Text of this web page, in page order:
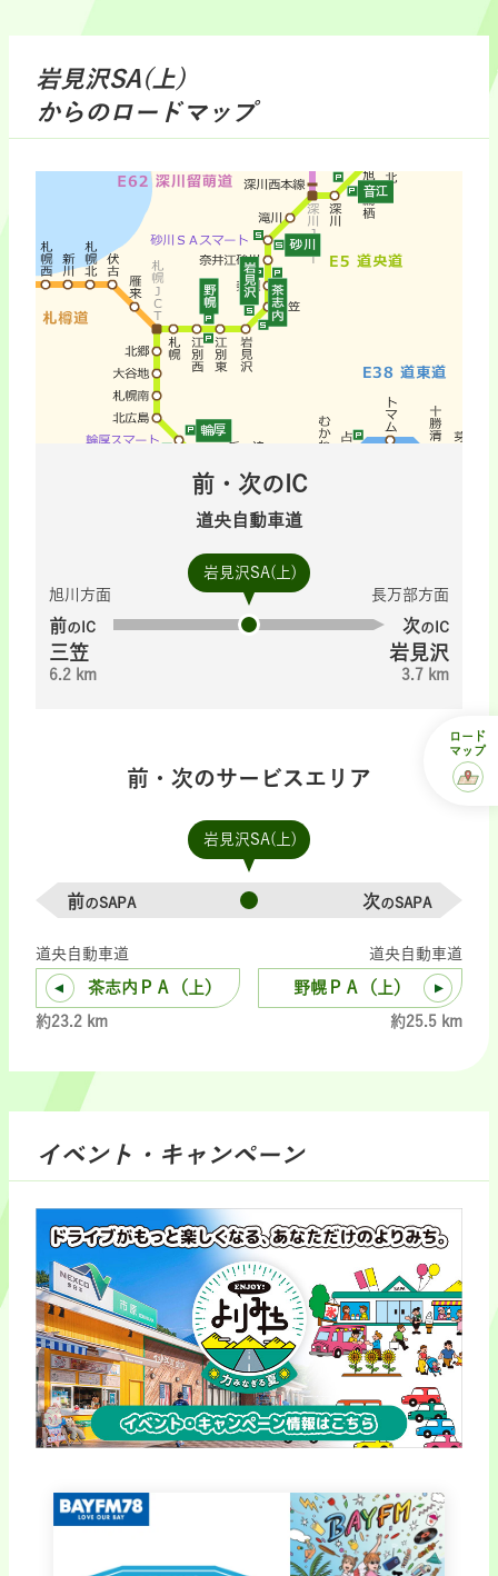
岩見沢SA(上)
からのロードマップ
前・次のIC
道央自動車道
岩見沢SA(上)
旭川方面
前のIC
三笠
6.2 km
長万部方面
次のIC
岩見沢
3.7 km
前・次のサービスエリア
岩見沢SA(上)
前のSAPA 次のSAPA
道央自動車道
茶志内ＰＡ（上）
約23.2 km
道央自動車道
野幌ＰＡ（上）
約25.5 km
イベント・キャンペーン
ロード
マップ